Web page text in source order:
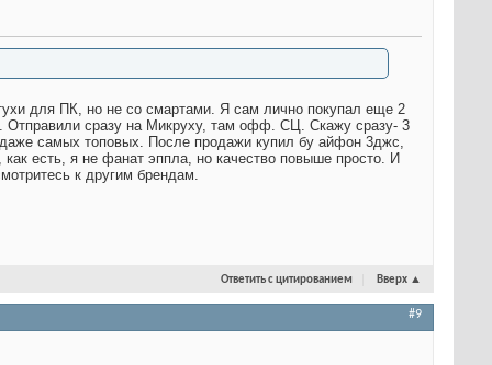
для ПК, но не со смартами. Я сам лично покупал еще 2
Отправили сразу на Микруху, там офф. СЦ. Скажу сразу- 3
самых топовых. После продажи купил бу айфон 3джс,
есть, я не фанат эппла, но качество повыше просто. И
к другим брендам.
Ответить с цитированием Вверх ▲
#9